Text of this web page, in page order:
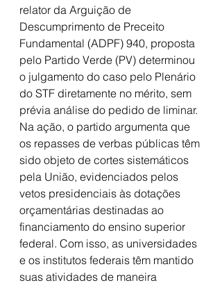
relator da Arguição de
Descumprimento de Preceito
Fundamental (ADPF) 940, proposta
pelo Partido Verde (PV) determinou
o julgamento do caso pelo Plenário
do STF diretamente no mérito, sem
prévia análise do pedido de liminar.
Na ação, o partido argumenta que
os repasses de verbas públicas têm
sido objeto de cortes sistemáticos
pela União, evidenciados pelos
vetos presidenciais às dotações
orçamentárias destinadas ao
financiamento do ensino superior
federal. Com isso, as universidades
e os institutos federais têm mantido
suas atividades de maneira